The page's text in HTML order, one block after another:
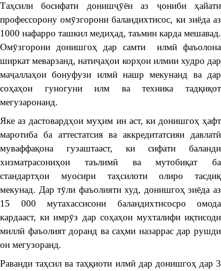
Таҳсили босифати донишҷӯён аз ҷониби ҳайати
профессорону омӯзгорони баландихтисос, ки зиёда аз
1000 нафарро ташкил медиҳад, таъмин карда мешавад.
Омӯзгорони донишгоҳ дар самти илмӣ фаъолона
ширкат меварзанд, натиҷаҳои корҳои илмии худро дар
маҷаллаҳои бонуфузи илмӣ нашр мекунанд ва дар
соҳаҳои гуногуни илм ва техника тадқиқот
мегузаронанд.
Яке аз дастовардҳои муҳим ин аст, ки донишгоҳ ҳафт
маротиба ба аттестатсия ва аккредитатсияи давлатӣ
муваффақона гузаштааст, ки сифати баланди
хизматрасониҳои таълимӣ ва мутобиқат ба
стандартҳои муосири таҳсилоти олиро тасдиқ
мекунад. Дар тӯли фаъолияти худ, донишгоҳ зиёда аз
15 000 мутахассисони баландихтисосро омода
кардааст, ки имрӯз дар соҳаҳои мухталифи иқтисоди
миллӣ фаъолият доранд ва саҳми назаррас дар рушди
он мегузоранд.
Раванди таҳсил ва таҳқиоти илмӣ дар донишгоҳ дар 3